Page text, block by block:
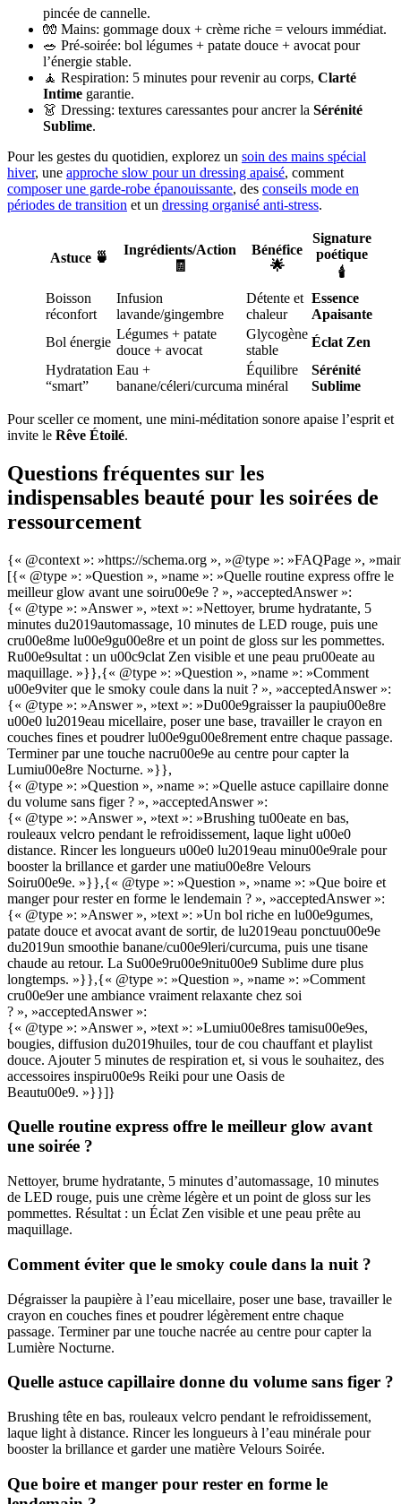
pincée de cannelle.
🧤 Mains: gommage doux + crème riche = velours immédiat.
🥗 Pré-soirée: bol légumes + patate douce + avocat pour
l’énergie stable.
🧘 Respiration: 5 minutes pour revenir au corps, Clarté
Intime garantie.
👗 Dressing: textures caressantes pour ancrer la Sérénité
Sublime.
Pour les gestes du quotidien, explorez un soin des mains spécial
hiver, une approche slow pour un dressing apaisé, comment
composer une garde-robe épanouissante, des conseils mode en
périodes de transition et un dressing organisé anti-stress.
Astuce 🍵
Ingrédients/Action
🧾
Bénéfice
🌟
Signature
poétique
🕯️
Boisson
réconfort
Infusion
lavande/gingembre
Détente et
chaleur
Essence
Apaisante
Bol énergie
Légumes + patate
douce + avocat
Glycogène
stable
Éclat Zen
Hydratation
“smart”
Eau +
banane/céleri/curcuma
Équilibre
minéral
Sérénité
Sublime
Pour sceller ce moment, une mini-méditation sonore apaise l’esprit et
invite le Rêve Étoilé.
Questions fréquentes sur les
indispensables beauté pour les soirées de
ressourcement
{« @context »: »https://schema.org », »@type »: »FAQPage »,
[{« @type »: »Question », »name »: »Quelle routine express offre le
meilleur glow avant une soiru00e9e ? », »acceptedAnswer »:
{« @type »: »Answer », »text »: »Nettoyer, brume hydratante, 5
minutes du2019automassage, 10 minutes de LED rouge, puis une
cru00e8me lu00e9gu00e8re et un point de gloss sur les pommettes.
Ru00e9sultat : un u00c9clat Zen visible et une peau pru00eate au
maquillage. »}},{« @type »: »Question », »name »: »Comment
u00e9viter que le smoky coule dans la nuit ? », »acceptedAnswer »:
{« @type »: »Answer », »text »: »Du00e9graisser la paupiu00e8re
u00e0 lu2019eau micellaire, poser une base, travailler le crayon en
couches fines et poudrer lu00e9gu00e8rement entre chaque passage.
Terminer par une touche nacru00e9e au centre pour capter la
Lumiu00e8re Nocturne. »}},
{« @type »: »Question », »name »: »Quelle astuce capillaire donne
du volume sans figer ? », »acceptedAnswer »:
{« @type »: »Answer », »text »: »Brushing tu00eate en bas,
rouleaux velcro pendant le refroidissement, laque light u00e0
distance. Rincer les longueurs u00e0 lu2019eau minu00e9rale pour
booster la brillance et garder une matiu00e8re Velours
Soiru00e9e. »}},{« @type »: »Question », »name »: »Que boire et
manger pour rester en forme le lendemain ? », »acceptedAnswer »:
{« @type »: »Answer », »text »: »Un bol riche en lu00e9gumes,
patate douce et avocat avant de sortir, de lu2019eau ponctuu00e9e
du2019un smoothie banane/cu00e9leri/curcuma, puis une tisane
chaude au retour. La Su00e9ru00e9nitu00e9 Sublime dure plus
longtemps. »}},{« @type »: »Question », »name »: »Comment
cru00e9er une ambiance vraiment relaxante chez soi
? », »acceptedAnswer »:
{« @type »: »Answer », »text »: »Lumiu00e8res tamisu00e9es,
bougies, diffusion du2019huiles, tour de cou chauffant et playlist
douce. Ajouter 5 minutes de respiration et, si vous le souhaitez, des
accessoires inspiru00e9s Reiki pour une Oasis de
Beautu00e9. »}}]}
Quelle routine express offre le meilleur glow avant
une soirée ?
Nettoyer, brume hydratante, 5 minutes d’automassage, 10 minutes
de LED rouge, puis une crème légère et un point de gloss sur les
pommettes. Résultat : un Éclat Zen visible et une peau prête au
maquillage.
Comment éviter que le smoky coule dans la nuit ?
Dégraisser la paupière à l’eau micellaire, poser une base, travailler le
crayon en couches fines et poudrer légèrement entre chaque
passage. Terminer par une touche nacrée au centre pour capter la
Lumière Nocturne.
Quelle astuce capillaire donne du volume sans figer ?
Brushing tête en bas, rouleaux velcro pendant le refroidissement,
laque light à distance. Rincer les longueurs à l’eau minérale pour
booster la brillance et garder une matière Velours Soirée.
Que boire et manger pour rester en forme le